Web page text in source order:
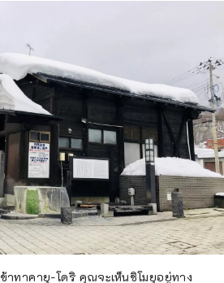
าทาคายุ-โดริ คุณจะเห็นชิโมยุอยู่ทาง